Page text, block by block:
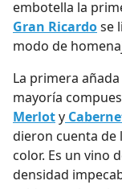
embotella la
Gran Ricardose
modo de
La primera
mayoría
Merloty
dieron cuenta de
color. Es un vino
densidad